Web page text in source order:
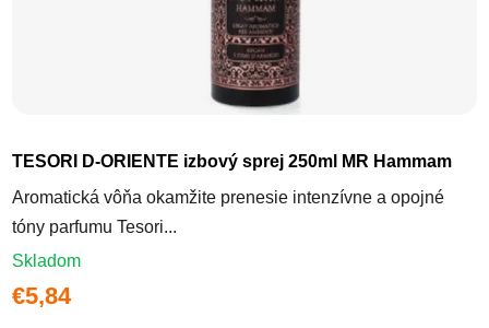
TESORI D-ORIENTE izbový sprej 250ml MR Hammam
Aromatická vôňa okamžite prenesie intenzívne a opojné
tóny parfumu Tesori...
Skladom
€5,84